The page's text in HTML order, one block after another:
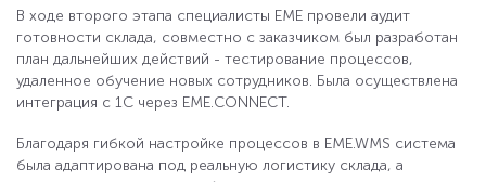
В ходе второго этапа специалисты EME провели аудит
готовности склада, совместно с заказчиком был разработан
план дальнейших действий - тестирование процессов,
удаленное обучение новых сотрудников. Была осуществлена
интеграция с 1С через EME.CONNECT.
Благодаря гибкой настройке процессов в EME.WMS система
была адаптирована под реальную логистику склада, а